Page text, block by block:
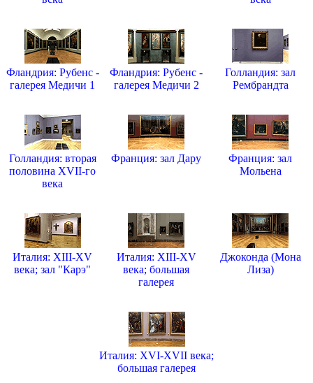
Фландрия: Рубенс -
галерея Медичи 1
Фландрия: Рубенс -
галерея Медичи 2
Голландия: зал
Рембрандта
Голландия: вторая
половина XVII-го
века
Франция: зал Дару
Франция: зал
Мольена
Италия: XIII-XV
века; зал "Карэ"
Италия: XIII-XV
века; большая
галерея
Джоконда (Мона
Лиза)
Италия: XVI-XVII века;
большая галерея